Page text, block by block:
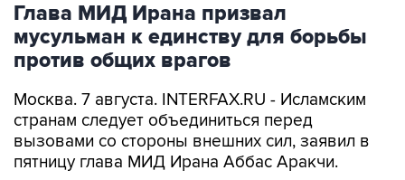
Глава МИД Ирана призвал
мусульман к единству для борьбы
против общих врагов
Москва. 7 августа. INTERFAX.RU - Исламским
странам следует объединиться перед
вызовами со стороны внешних сил, заявил в
пятницу глава МИД Ирана Аббас Аракчи.